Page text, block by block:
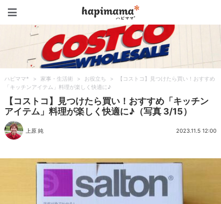
ハピママ* > 家事・生活術 > お役立ち >
【コストコ】見つけたら買い！おすすめ
「キッチンアイテム」料理が楽しく快適に♪
【コストコ】見つけたら買い！おすすめ「キッチン
アイテム」料理が楽しく快適に♪（写真 3/15）
上原 純 2023.11.5 12:00